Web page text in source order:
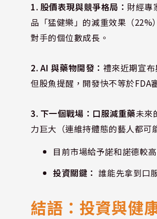
1. 股價表現與競爭格局： 財經專
品「猛健樂」的減重效果（
對手的個位數成長。
2. AI 與藥物開發： 禮來近期宣
但股魚提醒，開發快不等於FDA
3. 下一個戰場：口服減重藥未來
力巨大（連維持體態的藝人都可
目前市場給予諾和諾德較
投資關鍵： 誰能先拿到口
結語：投資與健